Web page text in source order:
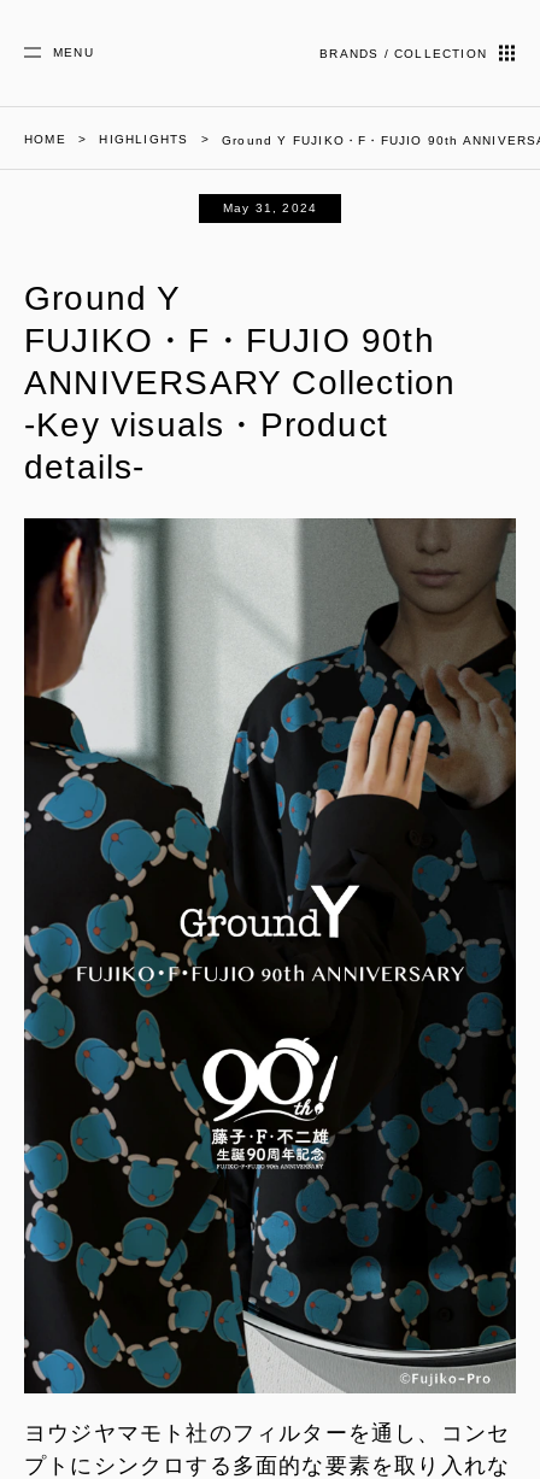
MENU BRANDS / COLLECTION
HOME HIGHLIGHTS Ground Y FUJIKO・F・FUJIO 90th
May 31, 2024
Ground Y
FUJIKO・F・FUJIO 90th
ANNIVERSARY Collection
-Key visuals・Product
details-
ヨウジヤマモト社のフィルターを通し、コンセ
プトにシンクロする多面的な要素を取り入れな